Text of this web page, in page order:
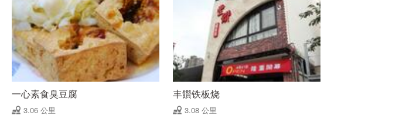
一心素食臭豆腐
3.06 公里
丰饡铁板烧
3.08 公里